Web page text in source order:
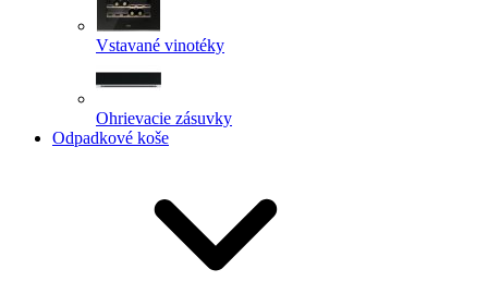
Vstavané vinotéky
Ohrievacie zásuvky
Odpadkové koše